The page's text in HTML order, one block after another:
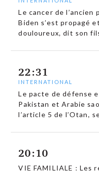
Le cancer de l’ancien
Biden s’est propagé
douloureux, dit son
22:31
INTERNATIONAL
Le pacte de défense
Pakistan et Arabie
l’article 5 de l’Otan,
20:10
VIE FAMILIALE : Les